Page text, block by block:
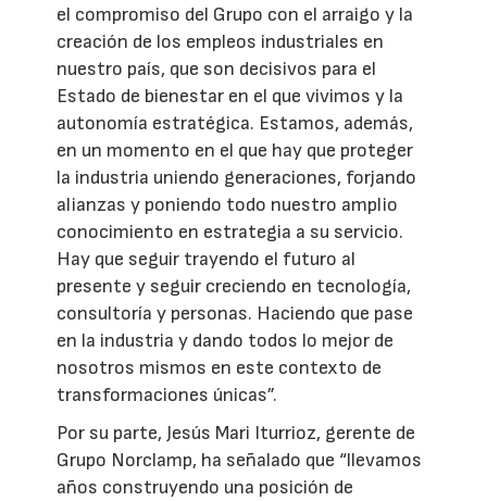
el compromiso del Grupo con el arraigo y la
creación de los empleos industriales en
nuestro país, que son decisivos para el
Estado de bienestar en el que vivimos y la
autonomía estratégica. Estamos, además,
en un momento en el que hay que proteger
la industria uniendo generaciones, forjando
alianzas y poniendo todo nuestro amplio
conocimiento en estrategia a su servicio.
Hay que seguir trayendo el futuro al
presente y seguir creciendo en tecnología,
consultoría y personas. Haciendo que pase
en la industria y dando todos lo mejor de
nosotros mismos en este contexto de
transformaciones únicas”.
Por su parte, Jesús Mari Iturrioz, gerente de
Grupo Norclamp, ha señalado que “llevamos
años construyendo una posición de